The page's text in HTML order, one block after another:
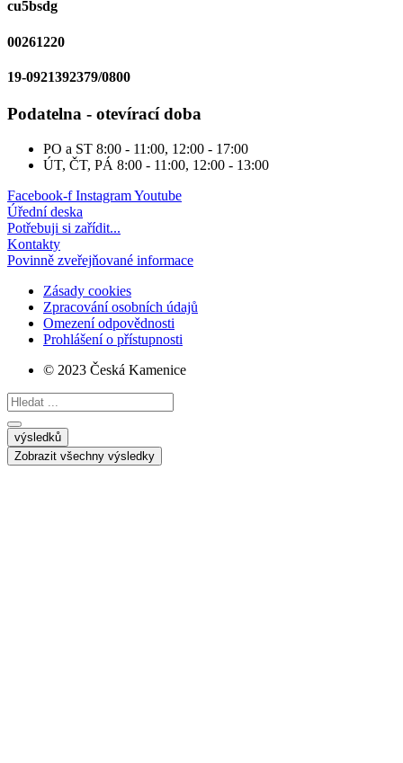
cu5bsdg
00261220
19-0921392379/0800
Podatelna - otevírací doba
PO a ST 8:00 - 11:00, 12:00 - 17:00
ÚT, ČT, PÁ 8:00 - 11:00, 12:00 - 13:00
Facebook-f InstagramYoutube
Úřední deska
Potřebuji si zařídit...
Kontakty
Povinně zveřejňované informace
Zásady cookies
Zpracování osobních údajů
Omezení odpovědnosti
Prohlášení o přístupnosti
© 2023 Česká Kamenice
Search
...
výsledků
Zobrazit všechny výsledky